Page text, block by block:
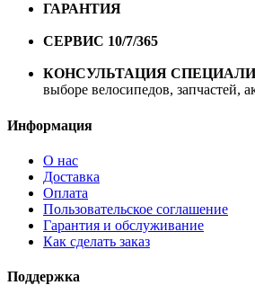
ГАРАНТИЯ
СЕРВИС 10/7/365
КОНСУЛЬТАЦИЯ
выборе велосипедов, запчастей,
Информация
О нас
Доставка
Оплата
Пользовательское соглашение
Гарантия и обслуживание
Как сделать заказ
Поддержка